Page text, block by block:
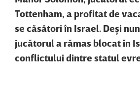
Tottenham, a profitat de
se căsători în Israel. Deşi
jucătorul a rămas blocat în
conflictului dintre statul